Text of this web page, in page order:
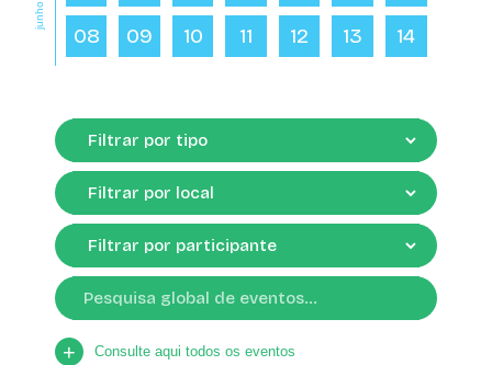
junho
08
09 10 11 12 13 14
Pesquisar eventos
+ Consulte aqui todos os eventos